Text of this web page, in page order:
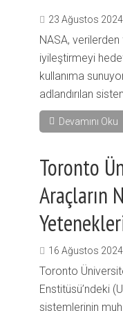
23 Ağustos 2024
NASA,
iyileştirmeyi
kullanıma
adlandırılan
Devamını Oku
Toronto
Araçların
16 Ağustos 2024
Toronto
Enstitüsü’ndeki
sistemlerinin